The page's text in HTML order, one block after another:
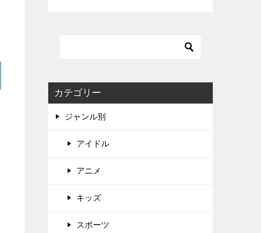
カテゴリー
ジャンル別
アイドル
アニメ
キッズ
スポーツ